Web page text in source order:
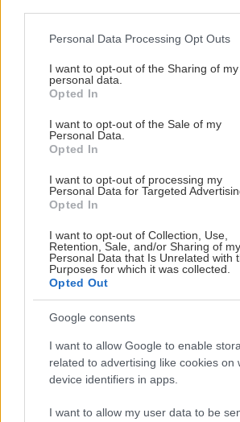
Please note that this website/app uses
not limited to your visit or usage
grant or deny consent to Google and its
use your data for below specified
consent section.
Personal Data Processing Opt Outs
I want to opt-out of the Sharing of my
personal data.
Opted In
I want to opt-out of the Sale of my
Personal Data.
Opted In
I want to opt-out of processing my
Personal Data for Targeted
Opted In
I want to opt-out of Collection, Use,
Retention, Sale, and/or Sharing of my
Personal Data that Is Unrelated with
Purposes for which it was collected.
Opted Out
Google consents
I want to allow Google to enable
related to advertising like cookies on
device identifiers in apps.
I want to allow my user data to be
Με πόρτα, ντους, καθαρά
άμμο. Κι ας σε πουν μετά
και κάτι.